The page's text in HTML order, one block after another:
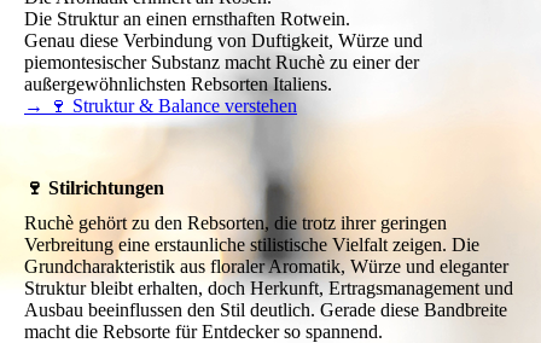
Die Struktur an einen ernsthaften Rotwein.
Genau diese Verbindung von Duftigkeit, Würze und
piemontesischer Substanz macht Ruchè zu einer der
außergewöhnlichsten Rebsorten Italiens.
→ 🍷 Struktur & Balance verstehen
🍷 Stilrichtungen
Ruchè gehört zu den Rebsorten, die trotz ihrer geringen
Verbreitung eine erstaunliche stilistische Vielfalt zeigen. Die
Grundcharakteristik aus floraler Aromatik, Würze und eleganter
Struktur bleibt erhalten, doch Herkunft, Ertragsmanagement und
Ausbau beeinflussen den Stil deutlich. Gerade diese Bandbreite
macht die Rebsorte für Entdecker so spannend.